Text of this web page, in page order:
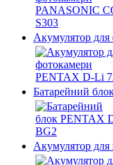
Акумулятор
Батарейний
Акумулятор